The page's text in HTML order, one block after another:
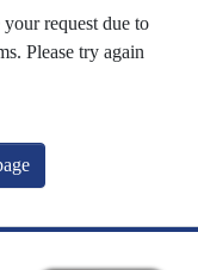
request due to
Please try again